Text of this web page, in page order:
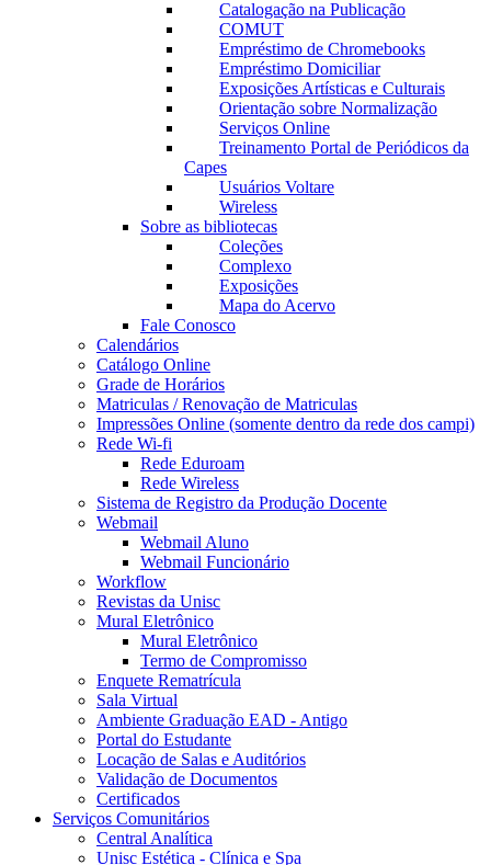
Catalogação na Publicação
COMUT
Empréstimo de Chromebooks
Empréstimo Domiciliar
Exposições Artísticas e Culturais
Orientação sobre Normalização
Serviços Online
Treinamento Portal de Periódicos da
Capes
Usuários Voltare
Wireless
Sobre as bibliotecas
Coleções
Complexo
Exposições
Mapa do Acervo
Fale Conosco
Calendários
Catálogo Online
Grade de Horários
Matriculas / Renovação de Matriculas
Impressões Online (somente dentro da rede dos campi)
Rede Wi-fi
Rede Eduroam
Rede Wireless
Sistema de Registro da Produção Docente
Webmail
Webmail Aluno
Webmail Funcionário
Workflow
Revistas da Unisc
Mural Eletrônico
Mural Eletrônico
Termo de Compromisso
Enquete Rematrícula
Sala Virtual
Ambiente Graduação EAD - Antigo
Portal do Estudante
Locação de Salas e Auditórios
Validação de Documentos
Certificados
Serviços Comunitários
Central Analítica
Unisc Estética - Clínica e Spa